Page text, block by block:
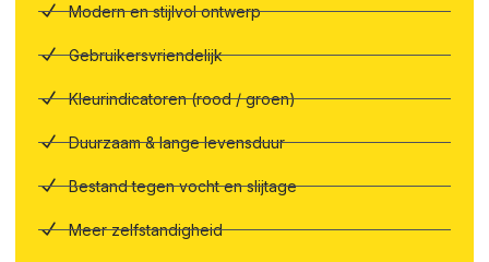
Modern en stijlvol ontwerp
Gebruikersvriendelijk
Kleurindicatoren (rood / groen)
Duurzaam & lange levensduur
Bestand tegen vocht en slijtage
Meer zelfstandigheid